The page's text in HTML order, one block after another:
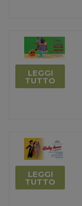
LEGGI
TUTTO
LEGGI
TUTTO